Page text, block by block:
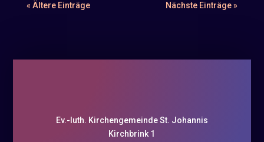
« Ältere Einträge Nächste Einträge »
Ev.-luth. Kirchengemeinde St. Johannis
Kirchbrink 1